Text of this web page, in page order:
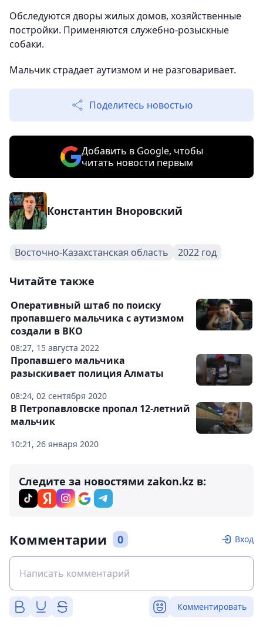
Обследуются дворы жилых домов, хозяйственные
постройки. Применяются служебно-розыскные
собаки.
Мальчик страдает аутизмом и не разговаривает.
Поделитесь новостью
Добавить в Google, чтобы
читать новости первым
Константин Вноровский
Восточно-Казахстанская область 2022 год
Читайте также
08:27, 15 августа 2022
Оперативный штаб по поиску
пропавшего мальчика с аутизмом
создали в ВКО
08:24, 02 сентября 2020
Пропавшего мальчика
разыскивает полиция Алматы
10:21, 26 января 2020
В Петропавловске пропал 12-летний
мальчик
Следите за новостями zakon.kz в:
Комментарии 0 Вход
Комментировать